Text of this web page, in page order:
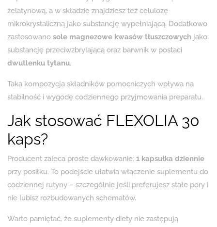
żelatynową, a w składzie znajdziesz też celulozę
mikrokrystaliczną jako substancję wypełniającą. Dodatkowo
zastosowano sole magnezowe kwasów tłuszczowych jako
substancję przeciwzbrylającą oraz barwnik w postaci
dwutlenku tytanu.
Taka kompozycja składników pomocniczych wpływa na
stabilność i wygodę codziennego przyjmowania preparatu.
Jak stosować FLEXOLIA 30
kaps?
Producent zaleca proste dawkowanie: 1 kapsułka dziennie
przy posiłku. To podejście ułatwia włączenie suplementu do
codziennej rutyny – szczególnie jeśli preferujesz stałe pory i
nie lubisz rozbudowanych schematów.
Warto pamiętać, że suplementy diety nie zastępują